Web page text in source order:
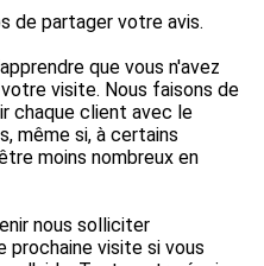
de partager votre avis.
que vous n'avez
visite. Nous faisons de
chaque client avec le
même si, à certains
moins nombreux en
nous solliciter
visite si vous